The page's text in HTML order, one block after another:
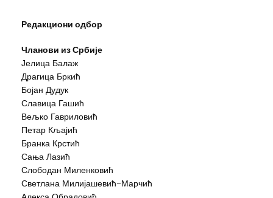
Редакциони одбор
Чланови из Србије
Јелица Балаж
Драгица Бркић
Бојан Дудук
Славица Гашић
Вељко Гавриловић
Петар Кљајић
Бранка Крстић
Сања Лазић
Слободан Миленковић
Светлана Милијашевић-Марчић